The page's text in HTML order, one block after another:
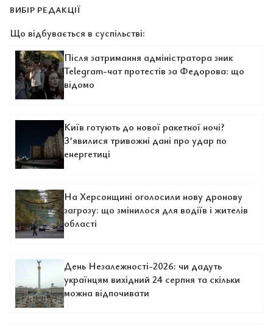
ВИБІР РЕДАКЦІЇ
Що відбувається в суспільстві:
Після затримання адміністратора зник
Telegram-чат протестів за Федорова: що
відомо
Київ готують до нової ракетної ночі?
З’явилися тривожні дані про удар по
енергетиці
На Херсонщині оголосили нову дронову
загрозу: що змінилося для водіїв і жителів
області
День Незалежності-2026: чи дадуть
українцям вихідний 24 серпня та скільки
можна відпочивати